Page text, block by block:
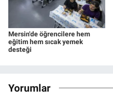
Mersin'de öğrencilere hem
eğitim hem sıcak yemek
desteği
Yorumlar